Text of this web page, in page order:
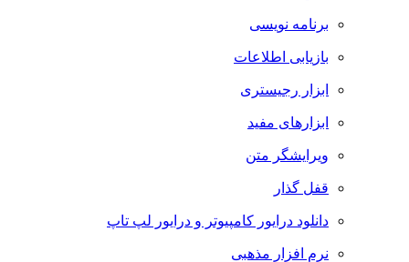
برنامه نویسی
بازیابی اطلاعات
ابزار رجیستری
ابزارهای مفید
ویرایشگر متن
قفل گذار
دانلود درایور کامپیوتر و درایور لپ تاپ
نرم افزار مذهبی